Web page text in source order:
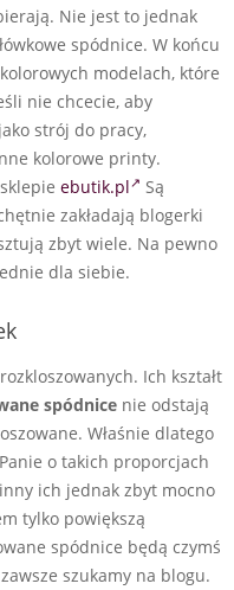
Nie jest to jednak
spódnice. W końcu
modelach, które
nie chcecie, aby
strój do pracy,
kolorowe printy.
ebutik.pl
Są
zakładają blogerki
zbyt wiele. Na pewno
dla siebie.
Ich kształt
spódnice nie odstają
Właśnie dlatego
o takich proporcjach
ich jednak zbyt mocno
tylko powiększą
spódnice będą czymś
szukamy na blogu.